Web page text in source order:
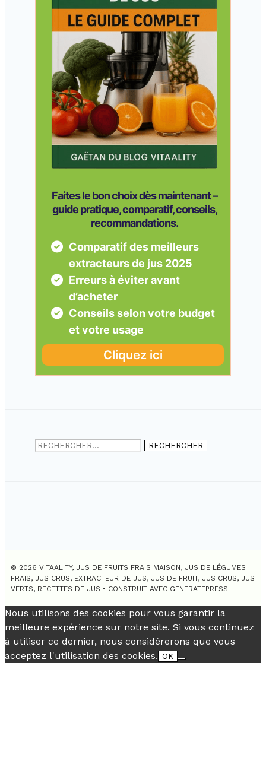
Rechercher :
© 2026 VITAALITY, JUS DE FRUITS FRAIS MAISON, JUS DE LÉGUMES
FRAIS, JUS CRUS, EXTRACTEUR DE JUS, JUS DE FRUIT, JUS CRUS, JUS
VERTS, RECETTES DE JUS • CONSTRUIT AVEC GENERATEPRESS
Nous utilisons des cookies pour vous garantir la
meilleure expérience sur notre site. Si vous continuez
à utiliser ce dernier, nous considérerons que vous
acceptez l'utilisation des cookies. OK